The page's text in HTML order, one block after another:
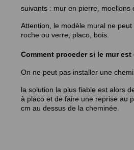
suivants : mur en pierre,
Attention, le modèle mural ne
roche ou verre, placo, bois.
Comment proceder si le mur est
On ne peut pas installer une
la solution la plus fiable est alors
à placo et de faire une reprise au
cm au dessus de la cheminée.